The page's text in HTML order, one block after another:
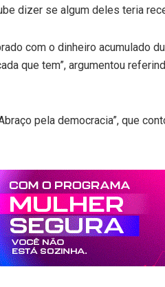
dizer se algum deles teria
com o dinheiro acumulado
que tem”, argumentou
pela democracia”, que